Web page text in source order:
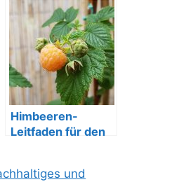
reiche Ernte
Himbeeren-
Leitfaden für den
und